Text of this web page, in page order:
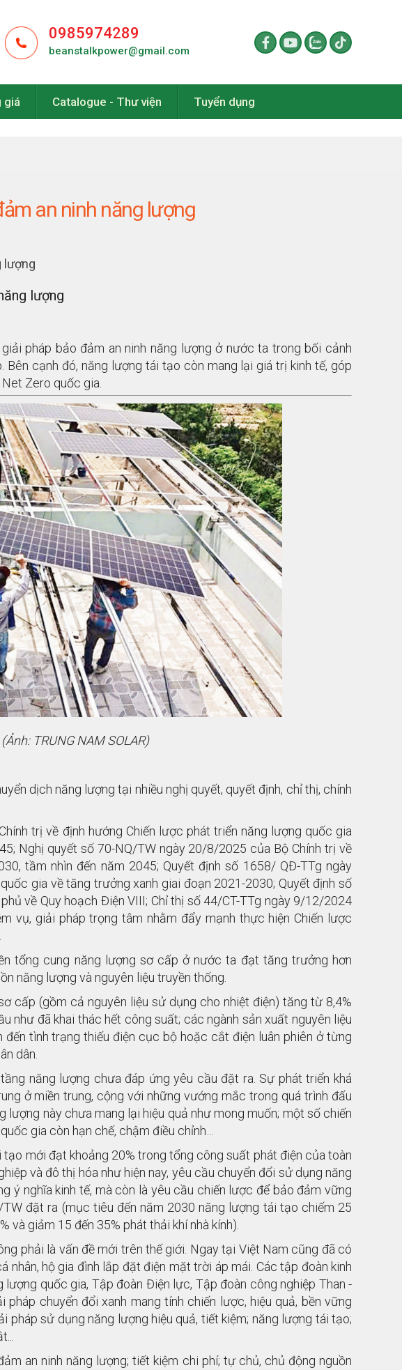
0985974289
beanstalkpower@gmail.com
giá Catalogue - Thư viện Tuyển dụng
an ninh năng lượng
lượng
lượng
pháp bảo đảm an ninh năng lượng ở nước ta trong bối cảnh
Bên cạnh đó, năng lượng tái tạo còn mang lại giá trị kinh tế, góp
Zero quốc gia.
TRUNG NAM SOLAR)
dịch năng lượng tại nhiều nghị quyết, quyết định, chỉ thị, chính
trị về định hướng Chiến lược phát triển năng lượng quốc gia
Nghị quyết số 70-NQ/TW ngày 20/8/2025 của Bộ Chính trị về
tầm nhìn đến năm 2045; Quyết định số 1658/ QĐ-TTg ngày
gia về tăng trưởng xanh giai đoạn 2021-2030; Quyết định số
về Quy hoạch Điện VIII; Chỉ thị số 44/CT-TTg ngày 9/12/2024
vụ, giải pháp trọng tâm nhằm đẩy mạnh thực hiện Chiến lược
tổng cung năng lượng sơ cấp ở nước ta đạt tăng trưởng hơn
năng lượng và nguyên liệu truyền thống.
cấp (gồm cả nguyên liệu sử dụng cho nhiệt điện) tăng từ 8,4%
như đã khai thác hết công suất; các ngành sản xuất nguyên liệu
tình trạng thiếu điện cục bộ hoặc cắt điện luân phiên ở từng
dân.
năng lượng chưa đáp ứng yêu cầu đặt ra. Sự phát triển khá
ở miền trung, cộng với những vướng mắc trong quá trình đấu
lượng này chưa mang lại hiệu quả như mong muốn; một số chiến
gia còn hạn chế, chậm điều chỉnh…
mới đạt khoảng 20% trong tổng công suất phát điện của toàn
và đô thị hóa như hiện nay, yêu cầu chuyển đổi sử dụng năng
ý nghĩa kinh tế, mà còn là yêu cầu chiến lược để bảo đảm vững
đặt ra (mục tiêu đến năm 2030 năng lượng tái tạo chiếm 25
và giảm 15 đến 35% phát thải khí nhà kính).
phải là vấn đề mới trên thế giới. Ngay tại Việt Nam cũng đã có
nhân, hộ gia đình lắp đặt điện mặt trời áp mái. Các tập đoàn kinh
quốc gia, Tập đoàn Điện lực, Tập đoàn công nghiệp Than -
chuyển đổi xanh mang tính chiến lược, hiệu quả, bền vững
pháp sử dụng năng lượng hiệu quả, tiết kiệm; năng lượng tái tạo;
an ninh năng lượng; tiết kiệm chi phí; tự chủ, chủ động nguồn